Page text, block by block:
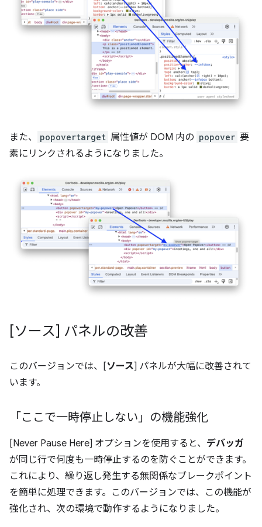
また、 popovertarget 属性値が DOM 内の popover 要
素にリンクされるようになりました。
[ソース] パネルの改善
このバージョンでは、[ソース] パネルが大幅に改善されて
います。
「ここで一時停止しない」の機能強化
[Never Pause Here] オプションを使用すると、 デバッガ
が同じ行で何度も一時停止するのを防ぐことができます。
これにより、繰り返し発生する無関係なブレークポイント
を簡単に処理できます。このバージョンでは、この機能が
強化され、次の環境で動作するようになりました。